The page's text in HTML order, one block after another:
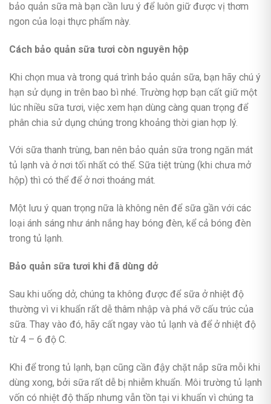
bảo quản sữa mà bạn cần lưu ý để luôn giữ được vị thơm
ngon của loại thực phẩm này.
Cách bảo quản sữa tươi còn nguyên hộp
Khi chọn mua và trong quá trình bảo quản sữa, bạn hãy chú ý
hạn sử dụng in trên bao bì nhé. Trường hợp bạn cất giữ một
lúc nhiều sữa tươi, việc xem hạn dùng càng quan trọng để
phân chia sử dụng chúng trong khoảng thời gian hợp lý.
Với sữa thanh trùng, ban nên bảo quản sữa trong ngăn mát
tủ lạnh và ở nơi tối nhất có thể. Sữa tiệt trùng (khi chưa mở
hộp) thì có thể để ở nơi thoáng mát.
Một lưu ý quan trọng nữa là không nên để sữa gần với các
loại ánh sáng như ánh nắng hay bóng đèn, kể cả bóng đèn
trong tủ lạnh.
Bảo quản sữa tươi khi đã dùng dở
Sau khi uống dở, chúng ta không được để sữa ở nhiệt độ
thường vì vi khuẩn rất dễ thâm nhập và phá vỡ cấu trúc của
sữa. Thay vào đó, hãy cất ngay vào tủ lạnh và để ở nhiệt độ
từ 4 – 6 độ C.
Khi để trong tủ lạnh, bạn cũng cần đậy chặt nắp sữa mỗi khi
dùng xong, bởi sữa rất dễ bị nhiễm khuẩn. Môi trường tủ lạnh
vốn có nhiệt độ thấp nhưng vẫn tồn tại vi khuẩn vì chúng ta